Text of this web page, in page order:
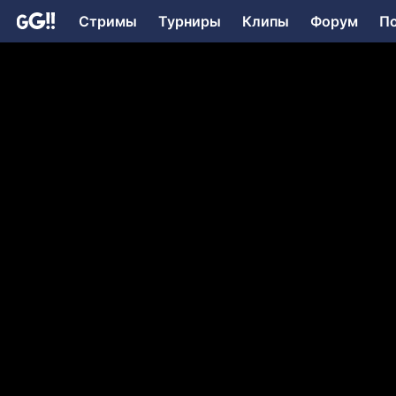
Стримы Турниры Клипы Форум